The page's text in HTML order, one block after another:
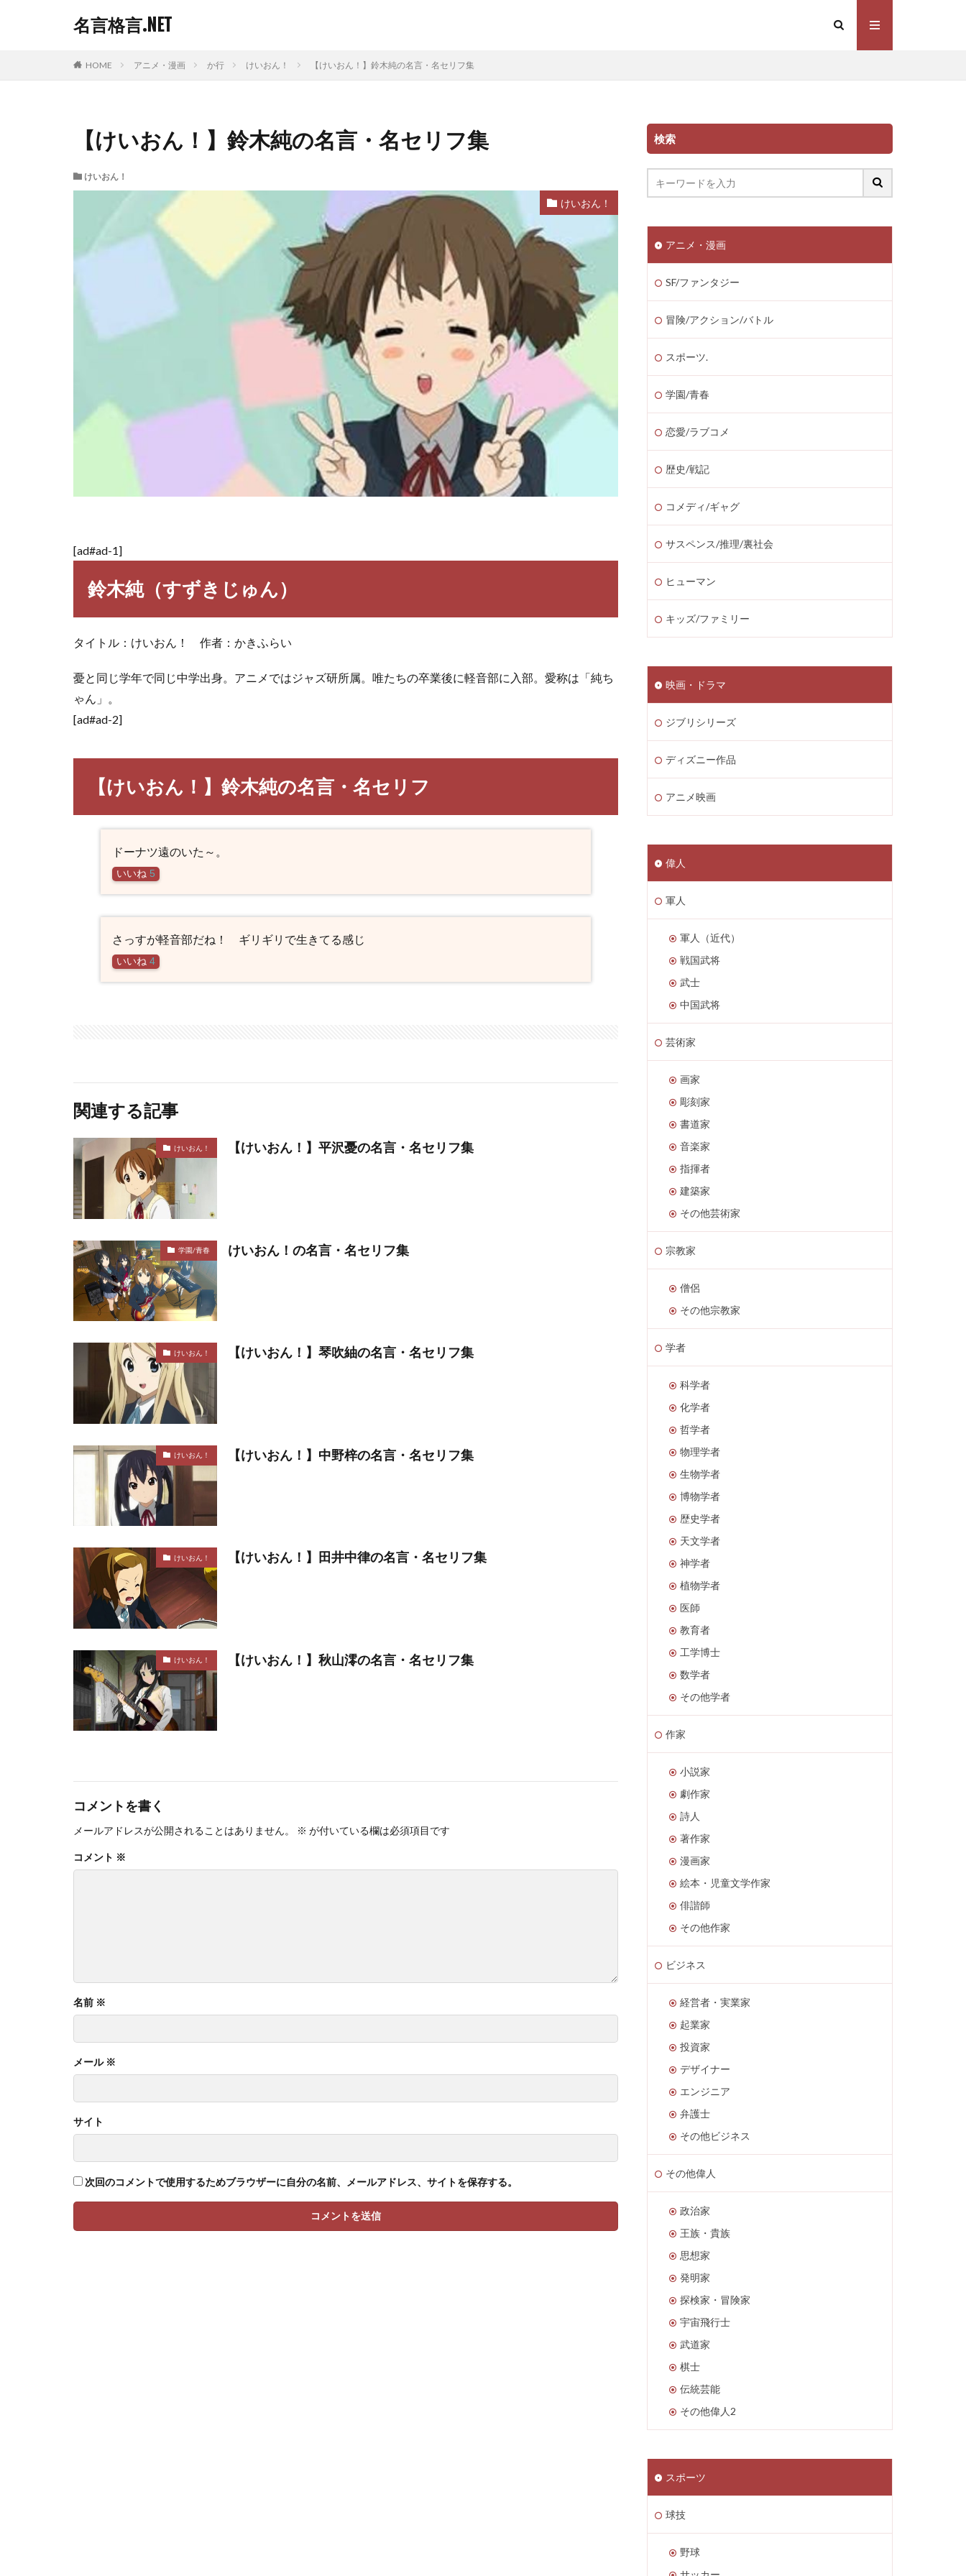
名言格言.NET
HOME アニメ・漫画 か行 けいおん！ 【けいおん！】鈴木純の名言・名セリフ集
【けいおん！】鈴木純の名言・名セリフ集
けいおん！
けいおん！
[ad#ad-1]
鈴木純（すずきじゅん）
タイトル：けいおん！ 作者：かきふらい
憂と同じ学年で同じ中学出身。アニメではジャズ研所属。唯たちの卒業後に軽音部に入部。愛称は「純ち
ゃん」。
[ad#ad-2]
【けいおん！】鈴木純の名言・名セリフ
ドーナツ遠のいた～。
いいね 5
さっすが軽音部だね！ ギリギリで生きてる感じ
いいね 4
関連する記事
けいおん！ 【けいおん！】平沢憂の名言・名セリフ集
学園/青春 けいおん！の名言・名セリフ集
けいおん！ 【けいおん！】琴吹紬の名言・名セリフ集
けいおん！ 【けいおん！】中野梓の名言・名セリフ集
けいおん！ 【けいおん！】田井中律の名言・名セリフ集
けいおん！ 【けいおん！】秋山澪の名言・名セリフ集
コメントを書く
メールアドレスが公開されることはありません。 ※ が付いている欄は必須項目です
コメント ※
名前 ※
メール ※
サイト
次回のコメントで使用するためブラウザーに自分の名前、メールアドレス、サイトを保存する。
検索
アニメ・漫画
SF/ファンタジー
冒険/アクション/バトル
スポーツ.
学園/青春
恋愛/ラブコメ
歴史/戦記
コメディ/ギャグ
サスペンス/推理/裏社会
ヒューマン
キッズ/ファミリー
映画・ドラマ
ジブリシリーズ
ディズニー作品
アニメ映画
偉人
軍人
軍人（近代）
戦国武将
武士
中国武将
芸術家
画家
彫刻家
書道家
音楽家
指揮者
建築家
その他芸術家
宗教家
僧侶
その他宗教家
学者
科学者
化学者
哲学者
物理学者
生物学者
博物学者
歴史学者
天文学者
神学者
植物学者
医師
教育者
工学博士
数学者
その他学者
作家
小説家
劇作家
詩人
著作家
漫画家
絵本・児童文学作家
俳諧師
その他作家
ビジネス
経営者・実業家
起業家
投資家
デザイナー
エンジニア
弁護士
その他ビジネス
その他偉人
政治家
王族・貴族
思想家
発明家
探検家・冒険家
宇宙飛行士
武道家
棋士
伝統芸能
その他偉人2
スポーツ
球技
野球